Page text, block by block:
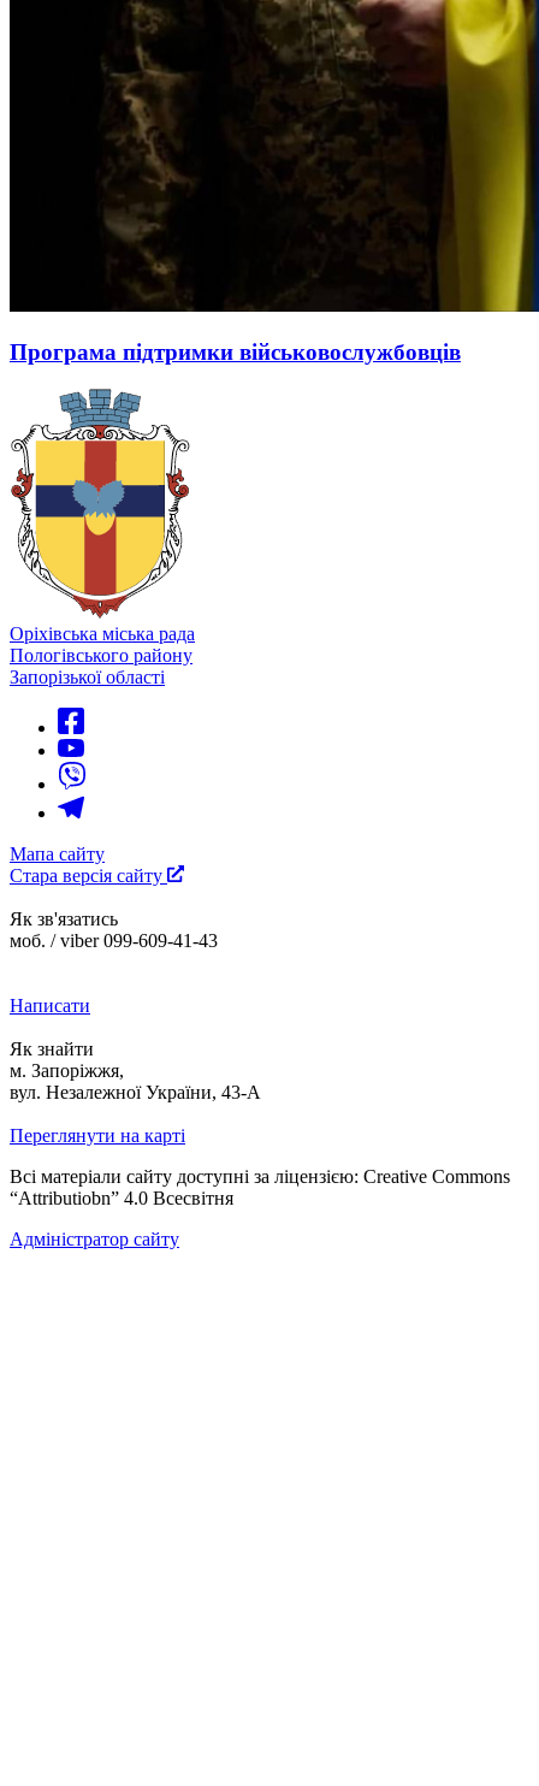
Програма підтримки військовослужбовців
Оріхівська міська рада
Пологівського району
Запорізької області
Мапа сайту
Стара версія сайту
Як зв'язатись
моб. / viber 099-609-41-43
Написати
Як знайти
м. Запоріжжя,
вул. Незалежної України, 43-А
Переглянути на карті
Всі матеріали сайту доступні за ліцензією: Creative Commons
“Attributiobn” 4.0 Всесвітня
Адміністратор сайту